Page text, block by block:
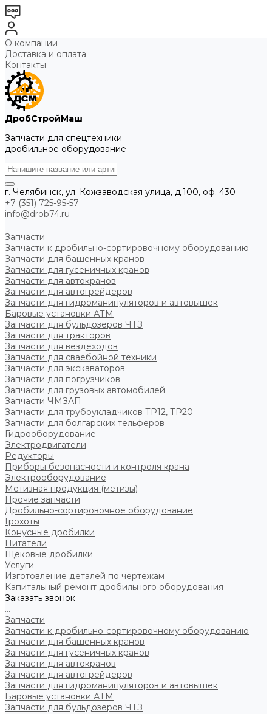
О компании
Доставка и оплата
Контакты
ДробСтройМаш
Запчасти для спецтехники
дробильное оборудование
г. Челябинск, ул. Кожзаводская улица, д.100, оф. 430
+7 (351) 725-95-57
info@drob74.ru
Запчасти
Запчасти к дробильно-сортировочному оборудованию
Запчасти для башенных кранов
Запчасти для гусеничных кранов
Запчасти для автокранов
Запчасти для автогрейдеров
Запчасти для гидроманипуляторов и автовышек
Баровые установки АТМ
Запчасти для бульдозеров ЧТЗ
Запчасти для тракторов
Запчасти для вездеходов
Запчасти для сваебойной техники
Запчасти для экскаваторов
Запчасти для погрузчиков
Запчасти для грузовых автомобилей
Запчасти ЧМЗАП
Запчасти для трубоукладчиков ТР12, ТР20
Запчасти для болгарских тельферов
Гидрооборудование
Электродвигатели
Редукторы
Приборы безопасности и контроля крана
Электрооборудование
Метизная продукция (метизы)
Прочие запчасти
Дробильно-сортировочное оборудование
Грохоты
Конусные дробилки
Питатели
Щековые дробилки
Услуги
Изготовление деталей по чертежам
Капитальный ремонт дробильного оборудования
Заказать звонок
...
Запчасти
Запчасти к дробильно-сортировочному оборудованию
Запчасти для башенных кранов
Запчасти для гусеничных кранов
Запчасти для автокранов
Запчасти для автогрейдеров
Запчасти для гидроманипуляторов и автовышек
Баровые установки АТМ
Запчасти для бульдозеров ЧТЗ